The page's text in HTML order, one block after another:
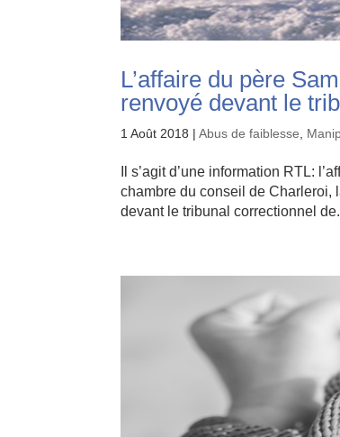
L’affaire du père
renvoyé devant le
1 Août 2018 |Abus de faiblesse
Il s’agit d’une information RTL:
chambre du conseil de Charleroi,
devant le tribunal correctionnel